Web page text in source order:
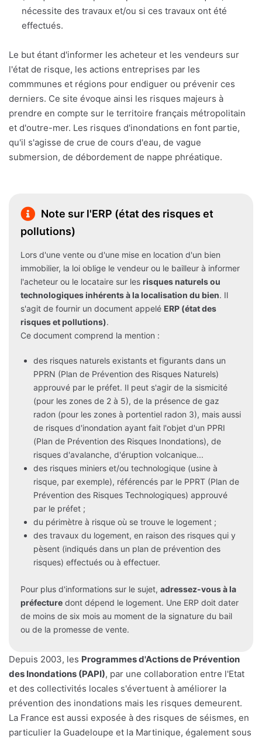
nécessite des travaux et/ou si ces travaux ont été
effectués.
Le but étant d'informer les acheteur et les vendeurs sur
l'état de risque, les actions entreprises par les
commmunes et régions pour endiguer ou prévenir ces
derniers. Ce site évoque ainsi les risques majeurs à
prendre en compte sur le territoire français métropolitain
et d'outre-mer. Les risques d'inondations en font partie,
qu'il s'agisse de crue de cours d'eau, de vague
submersion, de débordement de nappe phréatique.
Note sur l'ERP (état des risques et
pollutions)
Lors d'une vente ou d'une mise en location d'un bien
immobilier, la loi oblige le vendeur ou le bailleur à informer
l'acheteur ou le locataire sur les risques naturels ou
technologiques inhérents à la localisation du bien. Il
s'agit de fournir un document appelé ERP (état des
risques et pollutions).
Ce document comprend la mention :
des risques naturels existants et figurants dans un
PPRN (Plan de Prévention des Risques Naturels)
approuvé par le préfet. Il peut s'agir de la sismicité
(pour les zones de 2 à 5), de la présence de gaz
radon (pour les zones à portentiel radon 3), mais aussi
de risques d'inondation ayant fait l'objet d'un PPRI
(Plan de Prévention des Risques Inondations), de
risques d'avalanche, d'éruption volcanique...
des risques miniers et/ou technologique (usine à
risque, par exemple), référencés par le PPRT (Plan de
Prévention des Risques Technologiques) approuvé
par le préfet ;
du périmètre à risque où se trouve le logement ;
des travaux du logement, en raison des risques qui y
pèsent (indiqués dans un plan de prévention des
risques) effectués ou à effectuer.
Pour plus d'informations sur le sujet, adressez-vous à la
préfecture dont dépend le logement. Une ERP doit dater
de moins de six mois au moment de la signature du bail
ou de la promesse de vente.
Depuis 2003, les Programmes d'Actions de Prévention
des Inondations (PAPI), par une collaboration entre l'Etat
et des collectivités locales s'évertuent à améliorer la
prévention des inondations mais les risques demeurent.
La France est aussi exposée à des risques de séismes, en
particulier la Guadeloupe et la Martinique, également sous